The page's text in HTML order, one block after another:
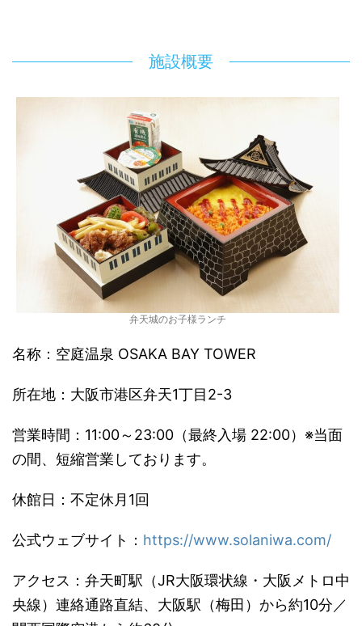
施設概要
弁天城のお子様ランチ
名称：空庭温泉 OSAKA BAY TOWER
所在地：大阪市港区弁天1丁目2-3
営業時間：11:00～23:00（最終入場 22:00）※当面
の間、短縮営業しております。
休館日：不定休月1回
公式ウェブサイト： https://www.solaniwa.com/
アクセス：弁天町駅（JR大阪環状線・大阪メトロ中
央線）連絡通路直結、大阪駅（梅田）から約10分／